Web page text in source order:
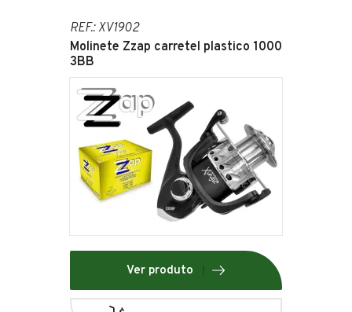
REF.: XV1902
Molinete Zzap carretel plastico 1000
3BB
Ver produto